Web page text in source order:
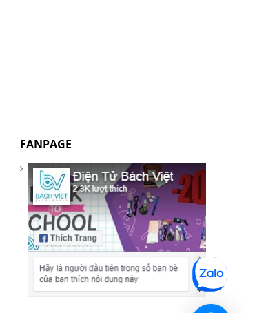
FANPAGE